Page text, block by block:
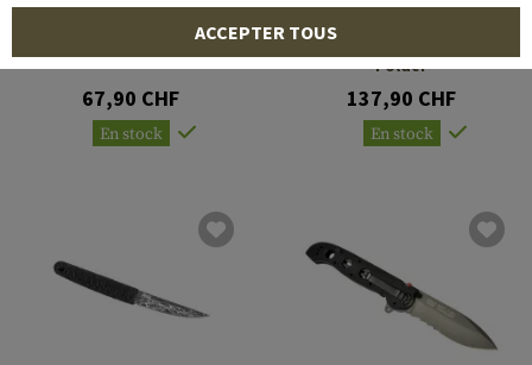
CRKT
BIWA Fixed Blader
67,90 CHF
En stock
CRKT
M21-14SFG Special Forces
Folder
137,90 CHF
En stock
ACCEPTER TOUS